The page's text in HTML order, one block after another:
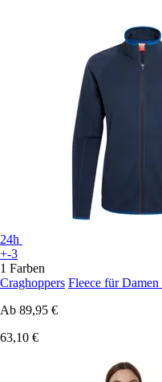
24h
+-3
1 Farben
Craghoppers Fleece für
Ab 89,95 €
63,10 €